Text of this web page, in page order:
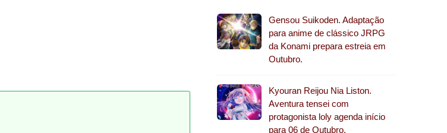
Gensou Suikoden. Adaptação
para anime de clássico JRPG
da Konami prepara estreia em
Outubro.
Kyouran Reijou Nia Liston.
Aventura tensei com
protagonista loly agenda início
para 06 de Outubro.